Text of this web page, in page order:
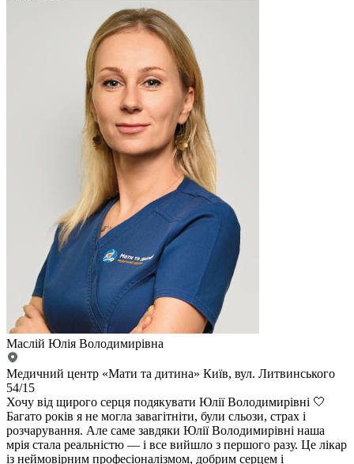
Маслій Юлія Володимирівна
Медичний центр «Мати та дитина» Київ, вул. Литвинського
54/15
Хочу від щирого серця подякувати Юлії Володимирівні 🤍
Багато років я не могла завагітніти, були сльози, страх і
розчарування. Але саме завдяки Юлії Володимирівні наша
мрія стала реальністю — і все вийшло з першого разу. Це лікар
із неймовірним професіоналізмом, добрим серцем і